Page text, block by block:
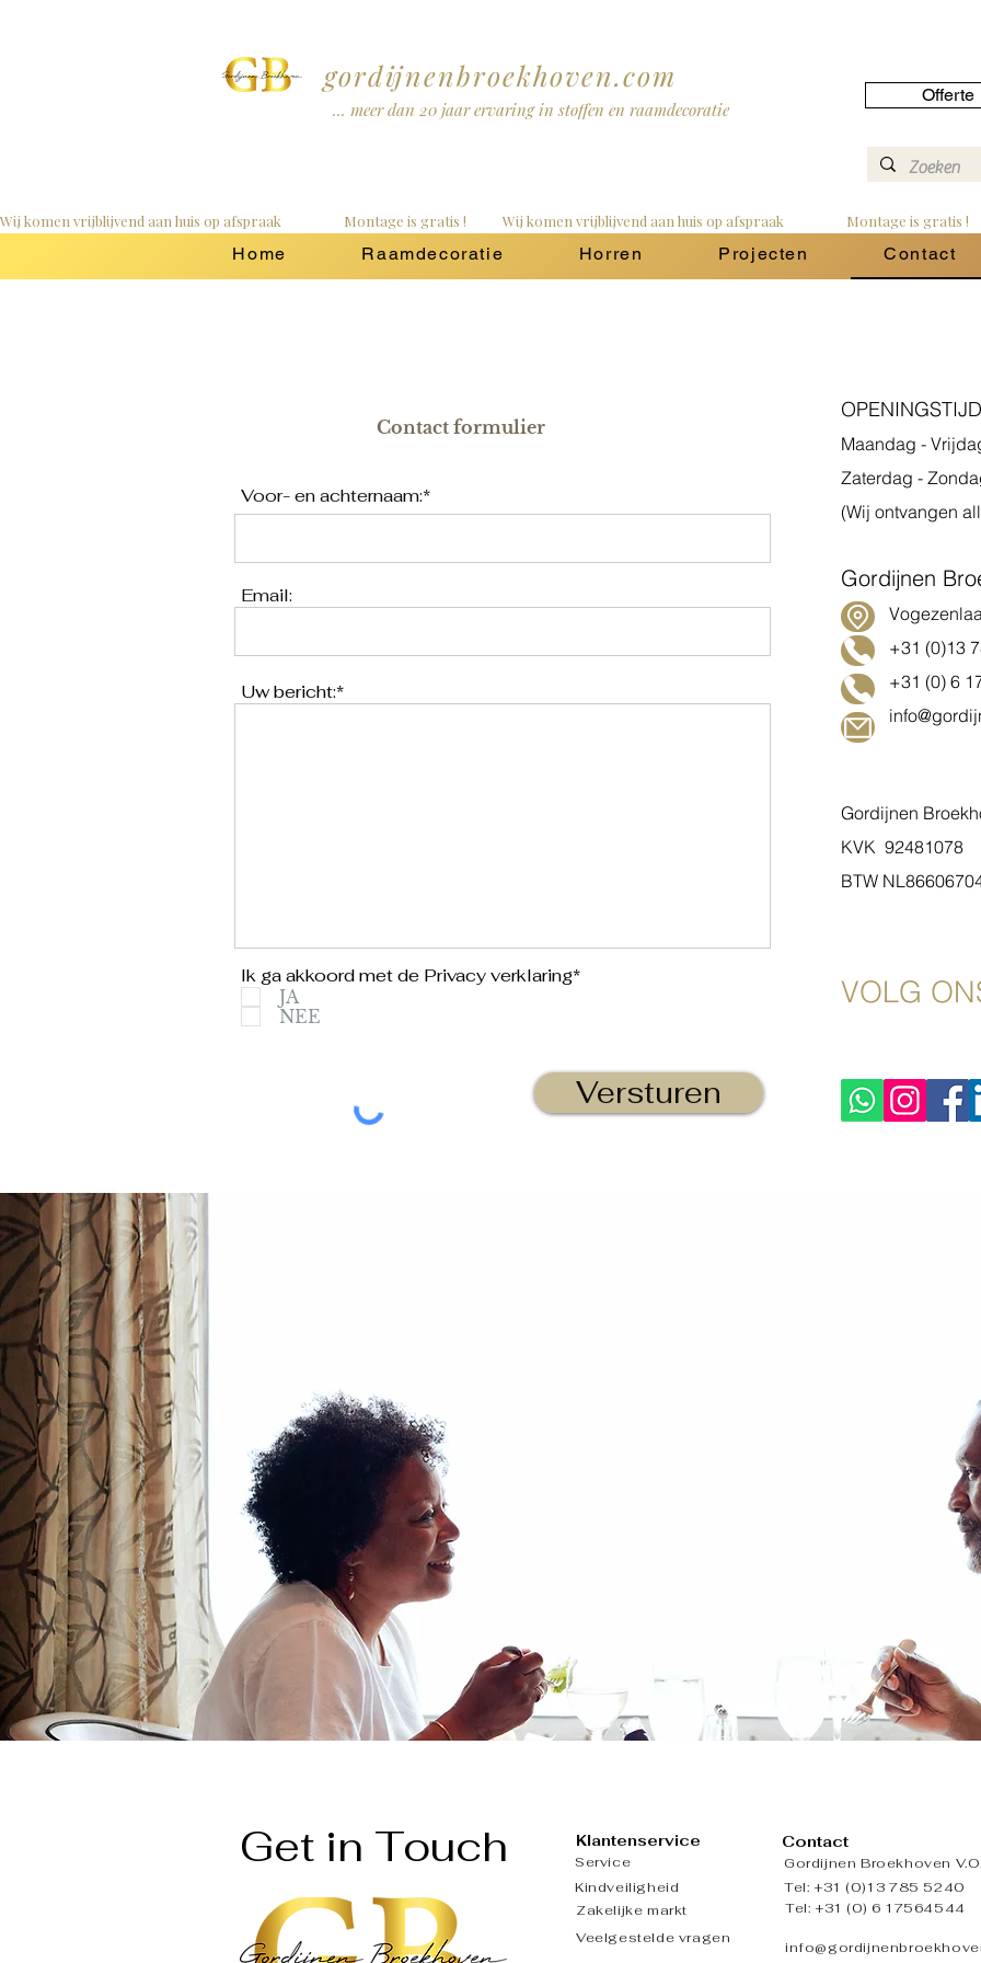
gordijnenbroekhoven.com
... meer dan 20 jaar ervaring in stoffen en raamdecoratie
Offerte
Wij komen vrijblijvend aan huis op afspraak                   Montage is gratis !
Home Raamdecoratie Horren Projecten Contact
Contact formulier
Voor- en achternaam:*
Email:
Uw bericht:*
Ik ga akkoord met de Privacy verklaring*
JA
NEE
Versturen
Maandag -
Zaterdag -
(Wij ontvangen
Gordijnen
+31 (0)13
+31 (0) 6
Gordijnen
KVK 92481078
BTW
VOLG
Klantenservice Contact
Service Gordijnen Broekhoven
Get in Touch
Kindveiligheid
Tel: +31 (0)13 785 5240
Zakelijke markt
Tel: +31 (0) 6 17564544
Veelgestelde vragen